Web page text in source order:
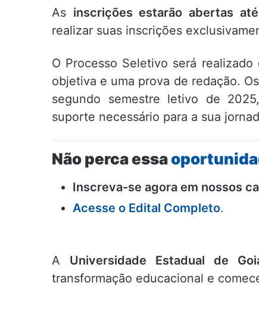
As inscrições estarão abertas
realizar suas inscrições
O Processo Seletivo será
objetiva e uma prova de redação.
segundo semestre letivo de
suporte necessário para a sua
Não perca essa
Inscreva-se agora em nossos
Acesse o Edital Completo.
A Universidade Estadual de
transformação educacional e